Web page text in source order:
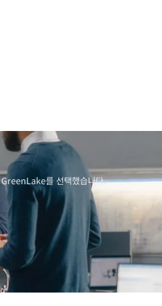
를 선택했습니다.